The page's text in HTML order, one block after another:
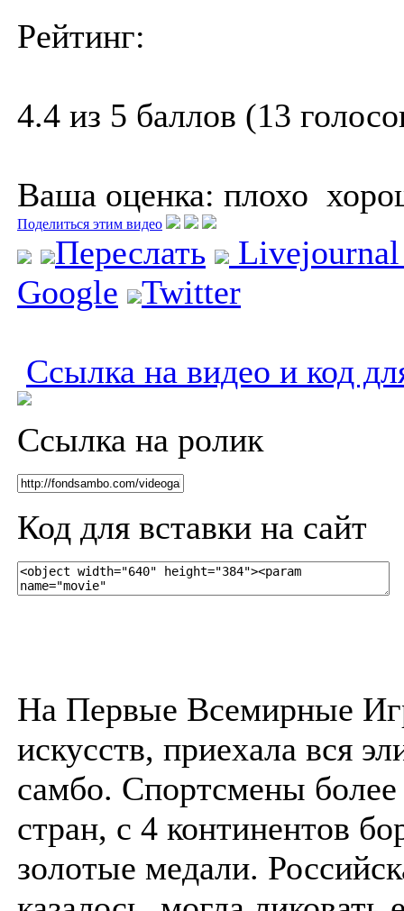
Рейтинг:
4.4 из 5 баллов (13
Ваша оценка: плохо
Поделиться этим видео
Переслать
Google
Twitter
Ссылка на видео и код
Ссылка на ролик
Код для вставки на сайт
На Первые Всемирные
искусств, приехала вся
самбо. Спортсмены
стран, с 4 континентов
золотые медали.